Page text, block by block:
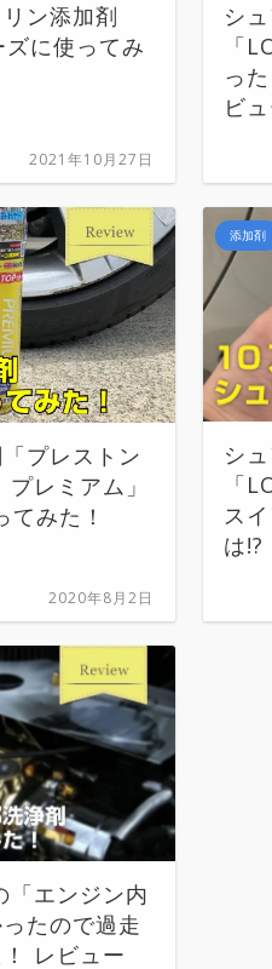
ン添加剤
ズに使ってみ
2021年10月27日
シ
「
っ
ビ
プレストン
レミアム」
みた！
2020年8月2日
添加剤
シ
「
ス
は!?
エンジン内
たので過走
レビュー